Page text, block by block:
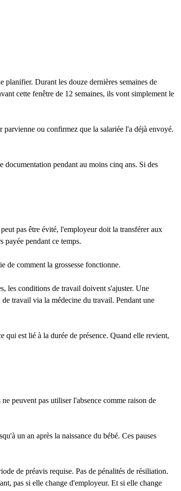
planifier. Durant les douze dernières semaines de
cette fenêtre de 12 semaines, ils vont simplement le
ou confirmez que la salariée l'a déjà envoyé.
pendant au moins cinq ans. Si des
pas être évité, l'employeur doit la transférer aux
pendant ce temps.
de comment la grossesse fonctionne.
les conditions de travail doivent s'ajuster. Une
travail via la médecine du travail. Pendant une
est lié à la durée de présence. Quand elle revient,
peuvent pas utiliser l'absence comme raison de
un an après la naissance du bébé. Ces pauses
de préavis requise. Pas de pénalités de résiliation.
pas si elle change d'employeur. Et si elle change